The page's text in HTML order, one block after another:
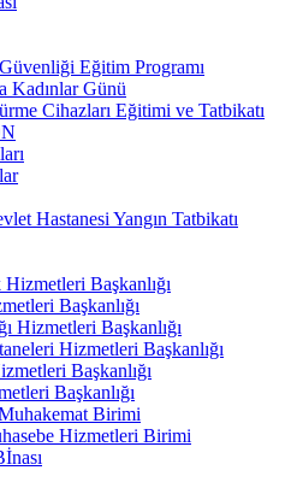
Güvenliği Eğitim Programı
Kadınlar Günü
Cihazları Eğitimi ve Tatbikatı
Hastanesi Yangın Tatbikatı
Başkanlığı
Başkanlığı
Hizmetleri Başkanlığı
Hizmetleri Başkanlığı
Başkanlığı
Başkanlığı
Birimi
Hizmetleri Birimi